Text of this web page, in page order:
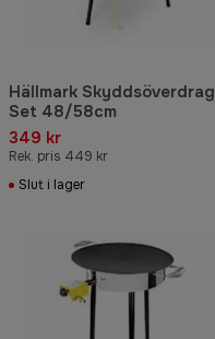
Hällmark Skyddsöverdrag
Set 48/58cm
349 kr
Rek. pris 449 kr
Slut i lager